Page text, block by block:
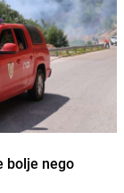
bolje nego